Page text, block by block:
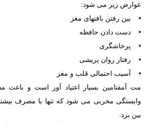
عوارض زیر می شود:
• بین رفتن بافتهای مغز
• دست دادن حافظه
• پرخاشگری
• رفتار روان پریشی
• آسیب احتمالی قلب و مغز
مت آمفتامین بسیار اعتیاد آور است و باعث
وابستگی مخربی می شود که تنها با مصرف
بین برد.